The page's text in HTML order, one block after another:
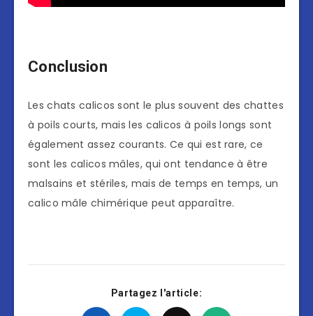
Conclusion
Les chats calicos sont le plus souvent des chattes
à poils courts, mais les calicos à poils longs sont
également assez courants. Ce qui est rare, ce
sont les calicos mâles, qui ont tendance à être
malsains et stériles, mais de temps en temps, un
calico mâle chimérique peut apparaître.
Partagez l'article: